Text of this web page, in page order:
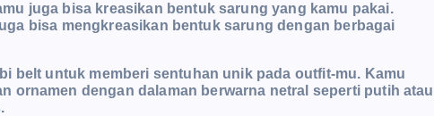
juga bisa kreasikan bentuk sarung yang kamu pakai.
bisa mengkreasikan bentuk sarung dengan berbagai
belt untuk memberi sentuhan unik pada outfit-mu. Kamu
ornamen dengan dalaman berwarna netral seperti putih atau